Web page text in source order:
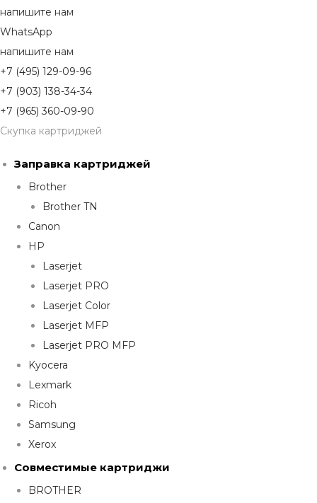
напишите нам
WhatsApp
напишите нам
+7 (495) 129-09-96
+7 (903) 138-34-34
+7 (965) 360-09-90
Скупка картриджей
Заправка картриджей
Brother
Brother TN
Canon
HP
Laserjet
Laserjet PRO
Laserjet Color
Laserjet MFP
Laserjet PRO MFP
Kyocera
Lexmark
Ricoh
Samsung
Xerox
Совместимые картриджи
BROTHER